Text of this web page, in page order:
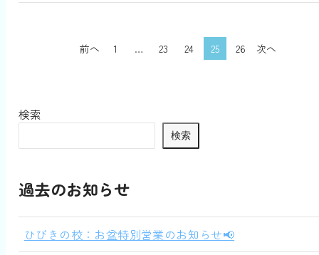
前へ 1 … 23 24 25 26 次へ
検索
検索
過去のお知らせ
ひびきの校：お盆特別営業のお知らせ📢